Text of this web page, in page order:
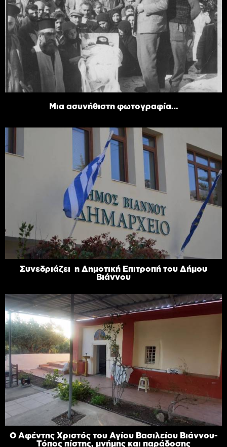
Μια ασυνήθιστη φωτογραφία…
Συνεδριάζει η Δημοτική Επιτροπή του Δήμου
Βιάννου
Ο Αφέντης Χριστός του Αγίου Βασιλείου Βιάννου-
Τόπος πίστης, μνήμης και παράδοσης